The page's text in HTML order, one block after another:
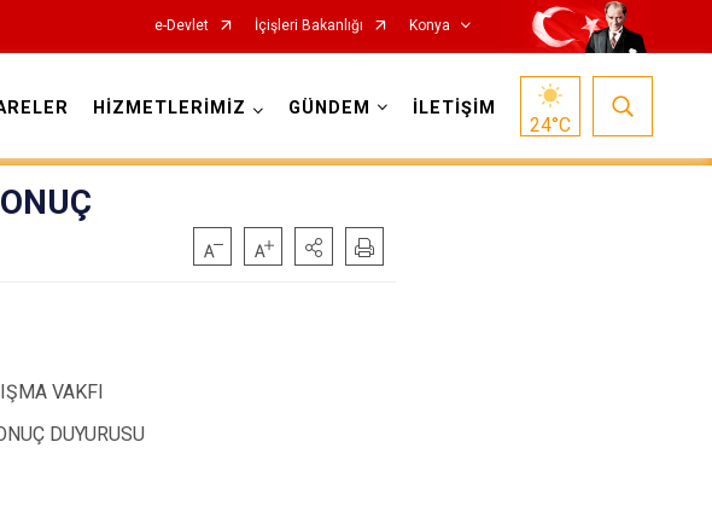
e-Devlet İçişleri Bakanlığı Konya
Akşehir
Altınekin
HİZMETLERİMİZ GÜNDEM İLETİŞİM
24°C
VAKFI
DUYURUSU